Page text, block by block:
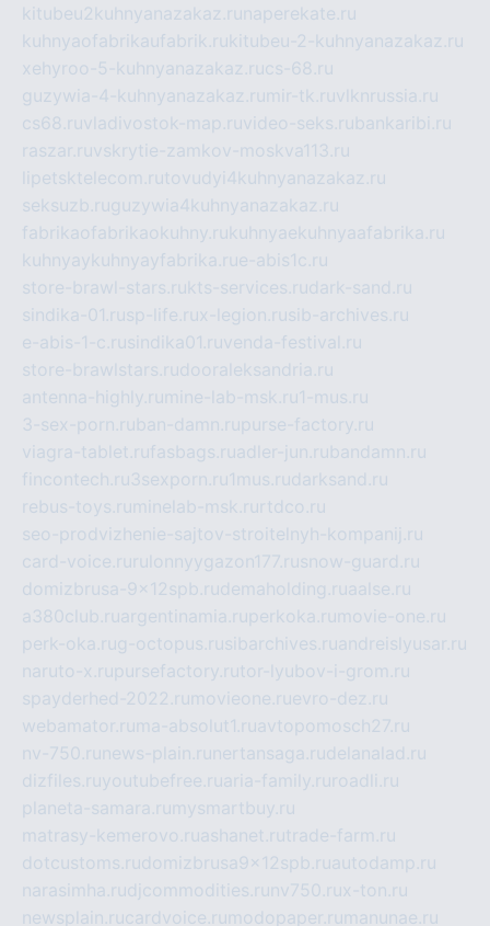
kitubeu2kuhnyanazakaz.ru naperekate.ru
kuhnyaofabrikaufabrik.rukitubeu-2-kuhnyanazakaz.ru
xehyroo-5-kuhnyanazakaz.rucs-68.ru
guzywia-4-kuhnyanazakaz.ru mir-tk.ruvlknrussia.ru
cs68.ruvladivostok-map.ruvideo-seks.rubankaribi.ru
raszar.ruvskrytie-zamkov-moskva113.ru
lipetsktelecom.rutovudyi4kuhnyanazakaz.ru
seksuzb.ruguzywia4kuhnyanazakaz.ru
fabrikaofabrikaokuhny.rukuhnyaekuhnyaafabrika.ru
kuhnyaykuhnyayfabrika.rue-abis1c.ru
store-brawl-stars.rukts-services.rudark-sand.ru
sindika-01.rusp-life.rux-legion.rusib-archives.ru
e-abis-1-c.rusindika01.ruvenda-festival.ru
store-brawlstars.rudooraleksandria.ru
antenna-highly.ru mine-lab-msk.ru1-mus.ru
3-sex-porn.ruban-damn.rupurse-factory.ru
viagra-tablet.rufasbags.ruadler-jun.rubandamn.ru
fincontech.ru3sexporn.ru1mus.rudarksand.ru
rebus-toys.ru minelab-msk.ru rtdco.ru
seo-prodvizhenie-sajtov-stroitelnyh-kompanij.ru
card-voice.ru rulonnyygazon177.rusnow-guard.ru
domizbrusa-9x12spb.rudemaholding.ruaalse.ru
a380club.ruargentinamia.ruperkoka.ru movie-one.ru
perk-oka.rug-octopus.rusibarchives.ruandreislyusar.ru
naruto-x.rupursefactory.rutor-lyubov-i-grom.ru
spayderhed-2022.ru movieone.ruevro-dez.ru
webamator.ru ma-absolut1.ruavtopomosch27.ru
nv-750.ru news-plain.ru nertansaga.rudelanalad.ru
dizfiles.ruyoutubefree.ruaria-family.ru roadli.ru
planeta-samara.ru mysmartbuy.ru
matrasy-kemerovo.ruashanet.rutrade-farm.ru
dotcustoms.rudomizbrusa9x12spb.ruautodamp.ru
narasimha.rudjcommodities.ru nv750.rux-ton.ru
newsplain.rucardvoice.ru modopaper.ru manunae.ru